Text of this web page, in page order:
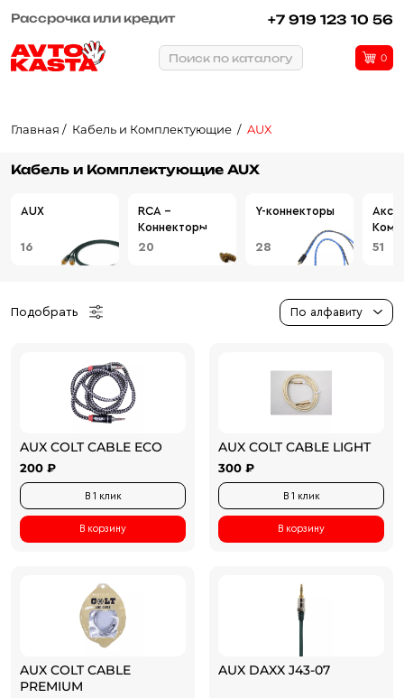
Рассрочка или кредит +7 919 123 10 56
Поиск по каталогу 0
Главная Кабель и Комплектующие AUX
Кабель и Комплектующие AUX
AUX
16
RCA -
Коннекторы
20
Y-коннекторы
28 51
Подобрать По алфавиту
AUX COLT CABLE ECO
200 ₽
В 1 клик
В корзину
AUX COLT CABLE LIGHT
300 ₽
В 1 клик
В корзину
AUX COLT CABLE
PREMIUM
AUX DAXX J43-07